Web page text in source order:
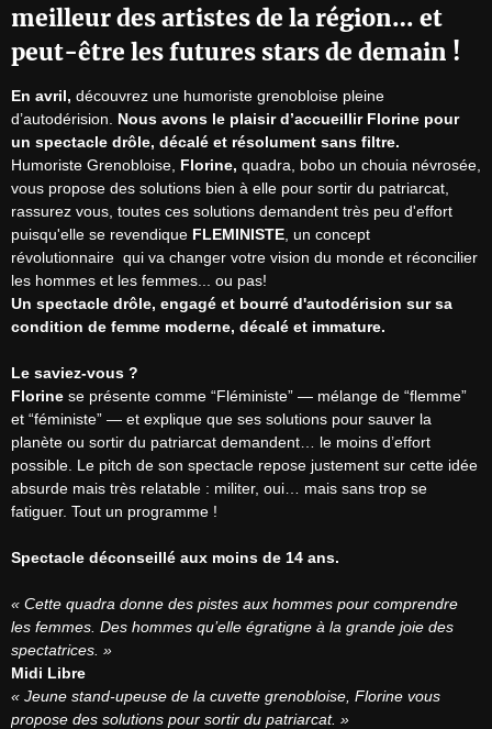
meilleur des artistes de la région… et
peut-être les futures stars de demain !
En avril, découvrez une humoriste grenobloise pleine
d’autodérision. Nous avons le plaisir d’accueillir Florine pour
un spectacle drôle, décalé et résolument sans filtre.
Humoriste Grenobloise, Florine, quadra, bobo un chouia névrosée,
vous propose des solutions bien à elle pour sortir du patriarcat,
rassurez vous, toutes ces solutions demandent très peu d'effort
puisqu'elle se revendique FLEMINISTE , un concept
révolutionnaire  qui va changer votre vision du monde et réconcilier
Un spectacle drôle, engagé et bourré d'autodérision sur sa
condition de femme moderne, décalé et immature.
Le saviez-vous ?
Florine se présente comme “Fléministe” — mélange de “flemme”
et “féministe” — et explique que ses solutions pour sauver la
planète ou sortir du patriarcat demandent… le moins d’effort
possible. Le pitch de son spectacle repose justement sur cette idée
absurde mais très relatable : militer, oui… mais sans trop se
fatiguer. Tout un programme !
Spectacle déconseillé aux moins de 14 ans.
« Cette quadra donne des pistes aux hommes pour comprendre
les femmes. Des hommes qu’elle égratigne à la grande joie des
spectatrices. »
Midi Libre
« Jeune stand-upeuse de la cuvette grenobloise, Florine vous
propose des solutions pour sortir du patriarcat. »